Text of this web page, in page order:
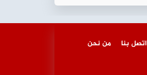
من نحن اتصل بنا